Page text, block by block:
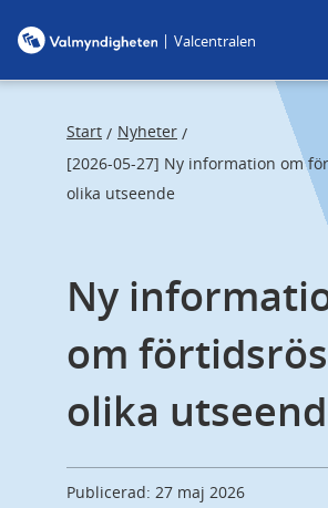
| Valcentralen
Start / Nyheter /
[2026-05-27] Ny information om
olika utseende
Ny
om
olika
Publicerad: 27 maj 2026
c
c